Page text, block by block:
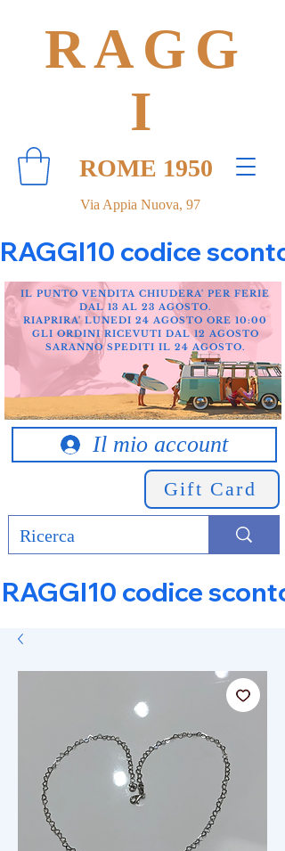
Via Appia Nuova, 97
RAGG
I
ROME 1950
RAGGI10 codice
Il mio account
Gift Card
IL PUNTO VENDITA CHIUDERA' PER FERIE
DAL 13 AL 23 AGOSTO.
RIAPRIRA' LUNEDI 24 AGOSTO ORE 10:00
GLI ORDINI RICEVUTI DAL 12 AGOSTO
SARANNO SPEDITI IL 24 AGOSTO.
RAGGI10 codice